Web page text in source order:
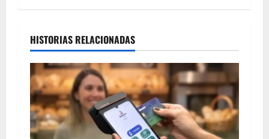
HISTORIAS RELACIONADAS